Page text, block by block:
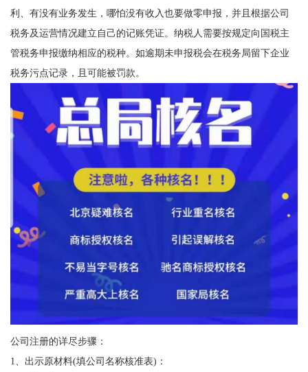
利、有没有业务发生，哪怕没有收入也要做零申报，并且根据公司
税务及运营情况建立自己的记账凭证。纳税人需要按规定向国税主
管税务申报缴纳相应的税种。如逾期未申报税会在税务局留下企业
税务污点记录，且可能被罚款。
公司注册的详尽步骤：
1、出示原材料(填公司名称核准表)：